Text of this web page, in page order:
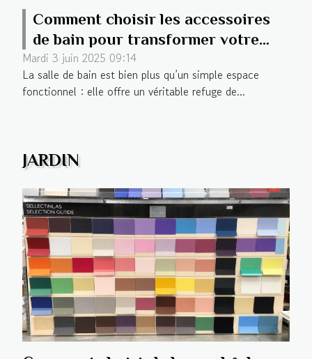
Comment choisir les accessoires
de bain pour transformer votre
salle de bain
Mardi 3 juin 2025 09:14
La salle de bain est bien plus qu’un simple espace
fonctionnel : elle offre un véritable refuge de...
JARDIN